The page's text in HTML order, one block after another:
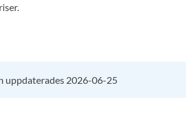
uppdaterades 2026-06-25